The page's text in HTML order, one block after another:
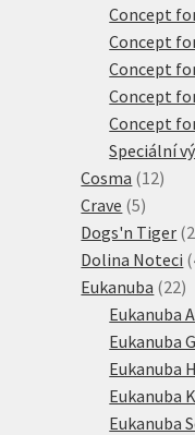
Concept
Concept
Concept
Concept
Concept
Speciální
Cosma 1212
Crave 55
Dogs'n Tiger 2
Dolina Noteci
Eukanuba 2222
Eukanuba
Eukanuba
Eukanuba
Eukanuba
Eukanuba